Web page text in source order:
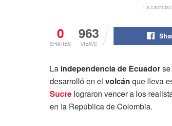
La
0
SHARES
963
VIEWS
La independencia de Ecuador
desarrolló en el volcán que lleva
Sucre lograron vencer a los
en la República de Colombia.